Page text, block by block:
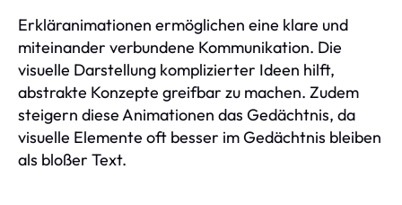
Erkläranimationen ermöglichen eine klare und
miteinander verbundene Kommunikation. Die
visuelle Darstellung komplizierter Ideen hilft,
abstrakte Konzepte greifbar zu machen. Zudem
steigern diese Animationen das Gedächtnis, da
visuelle Elemente oft besser im Gedächtnis bleiben
als bloßer Text.